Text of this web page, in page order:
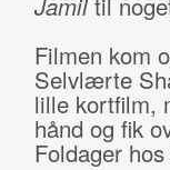
Filmen kom
Selvlærte
lille kortfilm,
hånd og fik
Foldager